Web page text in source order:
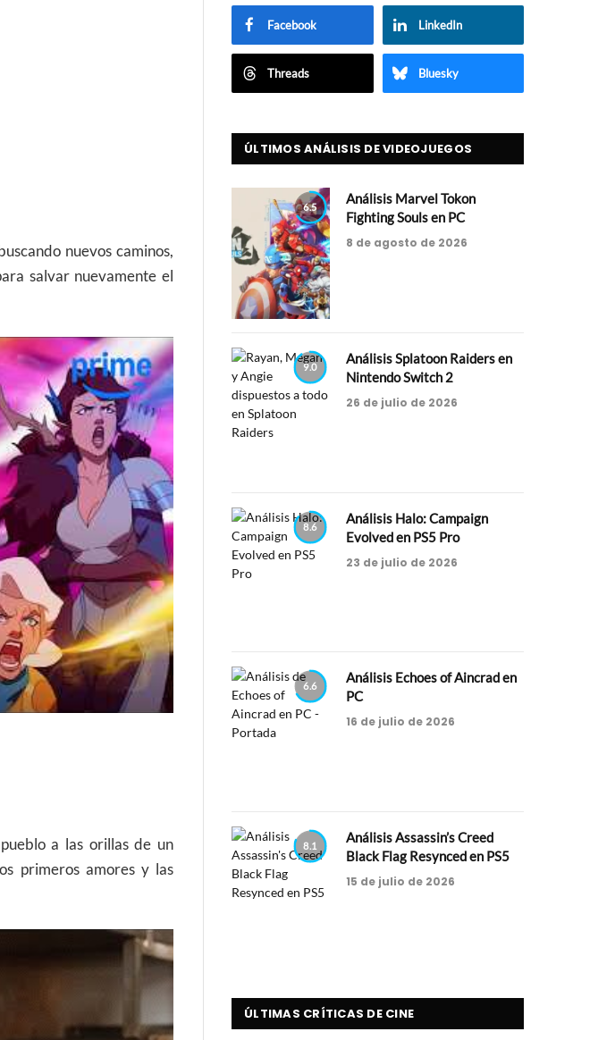
nuevos caminos,
salvar nuevamente el
a las orillas de un
primeros amores y las
Facebook LinkedIn
Threads Bluesky
ÚLTIMOS ANÁLISIS DE VIDEOJUEGOS
6.5
Análisis Marvel Tokon
Fighting Souls en PC
8 de agosto de 2026
9.0
Análisis Splatoon Raiders en
Nintendo Switch 2
26 de julio de 2026
8.6
Análisis Halo: Campaign
Evolved en PS5 Pro
23 de julio de 2026
6.6
Análisis Echoes of Aincrad en
PC
16 de julio de 2026
8.1
Análisis Assassin’s Creed
Black Flag Resynced en PS5
15 de julio de 2026
ÚLTIMAS CRÍTICAS DE CINE